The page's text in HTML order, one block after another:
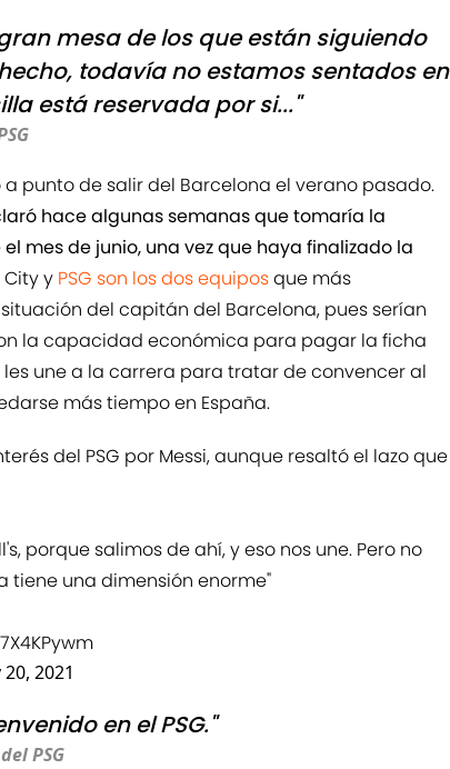
mesa de los que están siguiendo
todavía no estamos sentados en
está reservada por si..."
punto de salir del Barcelona el verano pasado.
hace algunas semanas que tomaría la
mes de junio, una vez que haya finalizado la
y PSG son los dos equiposque más
del capitán del Barcelona, pues serían
la capacidad económica para pagar la ficha
une a la carrera para tratar de convencer al
más tiempo en España.
del PSG por Messi, aunque resaltó el lazo que
porque salimos de ahí, y eso nos une. Pero no
una dimensión enorme"
2021
en el PSG."
PSG